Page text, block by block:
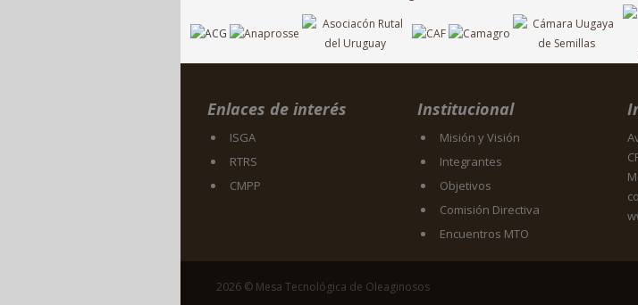
Enlaces de interés
ISGA
RTRS
CMPP
Institucional
Misión y Visión
Integrantes
Objetivos
Comisión Directiva
Encuentros MTO
2026 © Mesa Tecnológica de Oleaginosos